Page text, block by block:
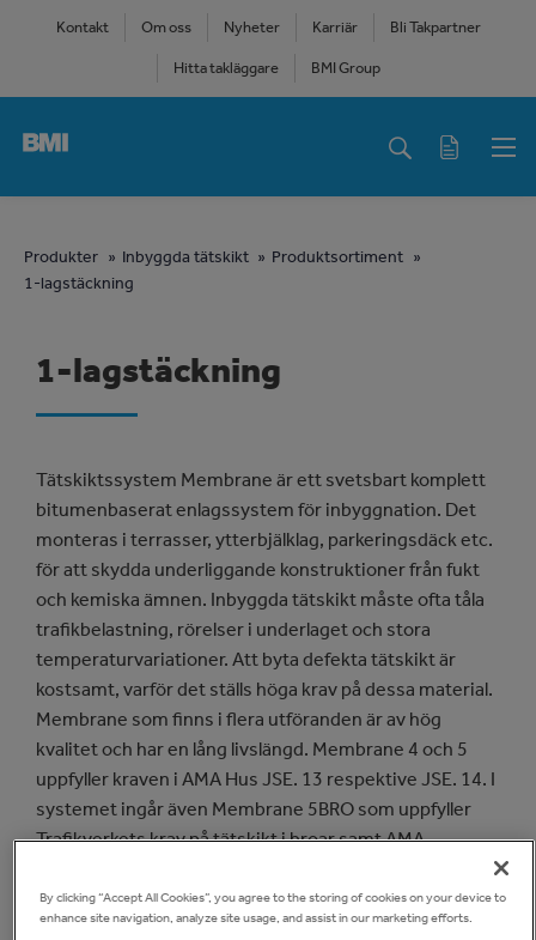
content
Kontakt Om oss Nyheter Karriär Bli Takpartner
Hitta takläggare BMI Group
navigation
You
are
Produkter Inbyggda tätskikt
Produktsortiment
1-lagstäckning
1-lagstäckning
Tätskiktssystem Membrane är ett svetsbart komplett
bitumenbaserat enlagssystem för inbyggnation. Det
monteras i terrasser, ytterbjälklag, parkeringsdäck etc.
för att skydda underliggande konstruktioner från fukt
och kemiska ämnen. Inbyggda tätskikt måste ofta tåla
trafikbelastning, rörelser i underlaget och stora
temperaturvariationer. Att byta defekta tätskikt är
kostsamt, varför det ställs höga krav på dessa material.
Membrane som finns i flera utföranden är av hög
kvalitet och har en lång livslängd. Membrane 4 och 5
uppfyller kraven i AMA Hus JSE. 13 respektive JSE. 14. I
systemet ingår även Membrane 5BRO som uppfyller
Trafikverkets krav på tätskikt i broar samt AMA
By clicking “Accept All Cookies”, you agree to the storing of cookies on your device to
enhance site navigation, analyze site usage, and assist in our marketing efforts.